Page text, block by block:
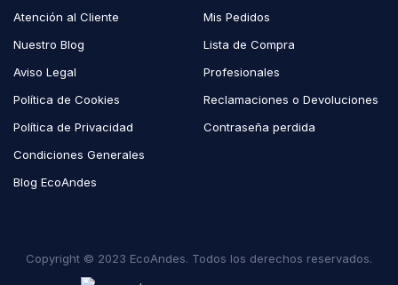
Atención al Cliente
Nuestro Blog
Aviso Legal
Política de Cookies
Política de Privacidad
Condiciones Generales
Blog EcoAndes
Mis Pedidos
Lista de Compra
Profesionales
Reclamaciones o Devoluciones
Contraseña perdida
Copyright © 2023 EcoAndes. Todos los derechos reservados.